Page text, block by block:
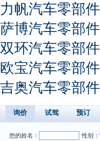
力帆汽车零部件
萨博汽车零部件
双环汽车零部件
欧宝汽车零部件
吉奥汽车零部件
询价 试驾 预订
您的姓名： 性别：